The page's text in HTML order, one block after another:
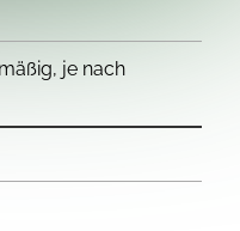
je nach